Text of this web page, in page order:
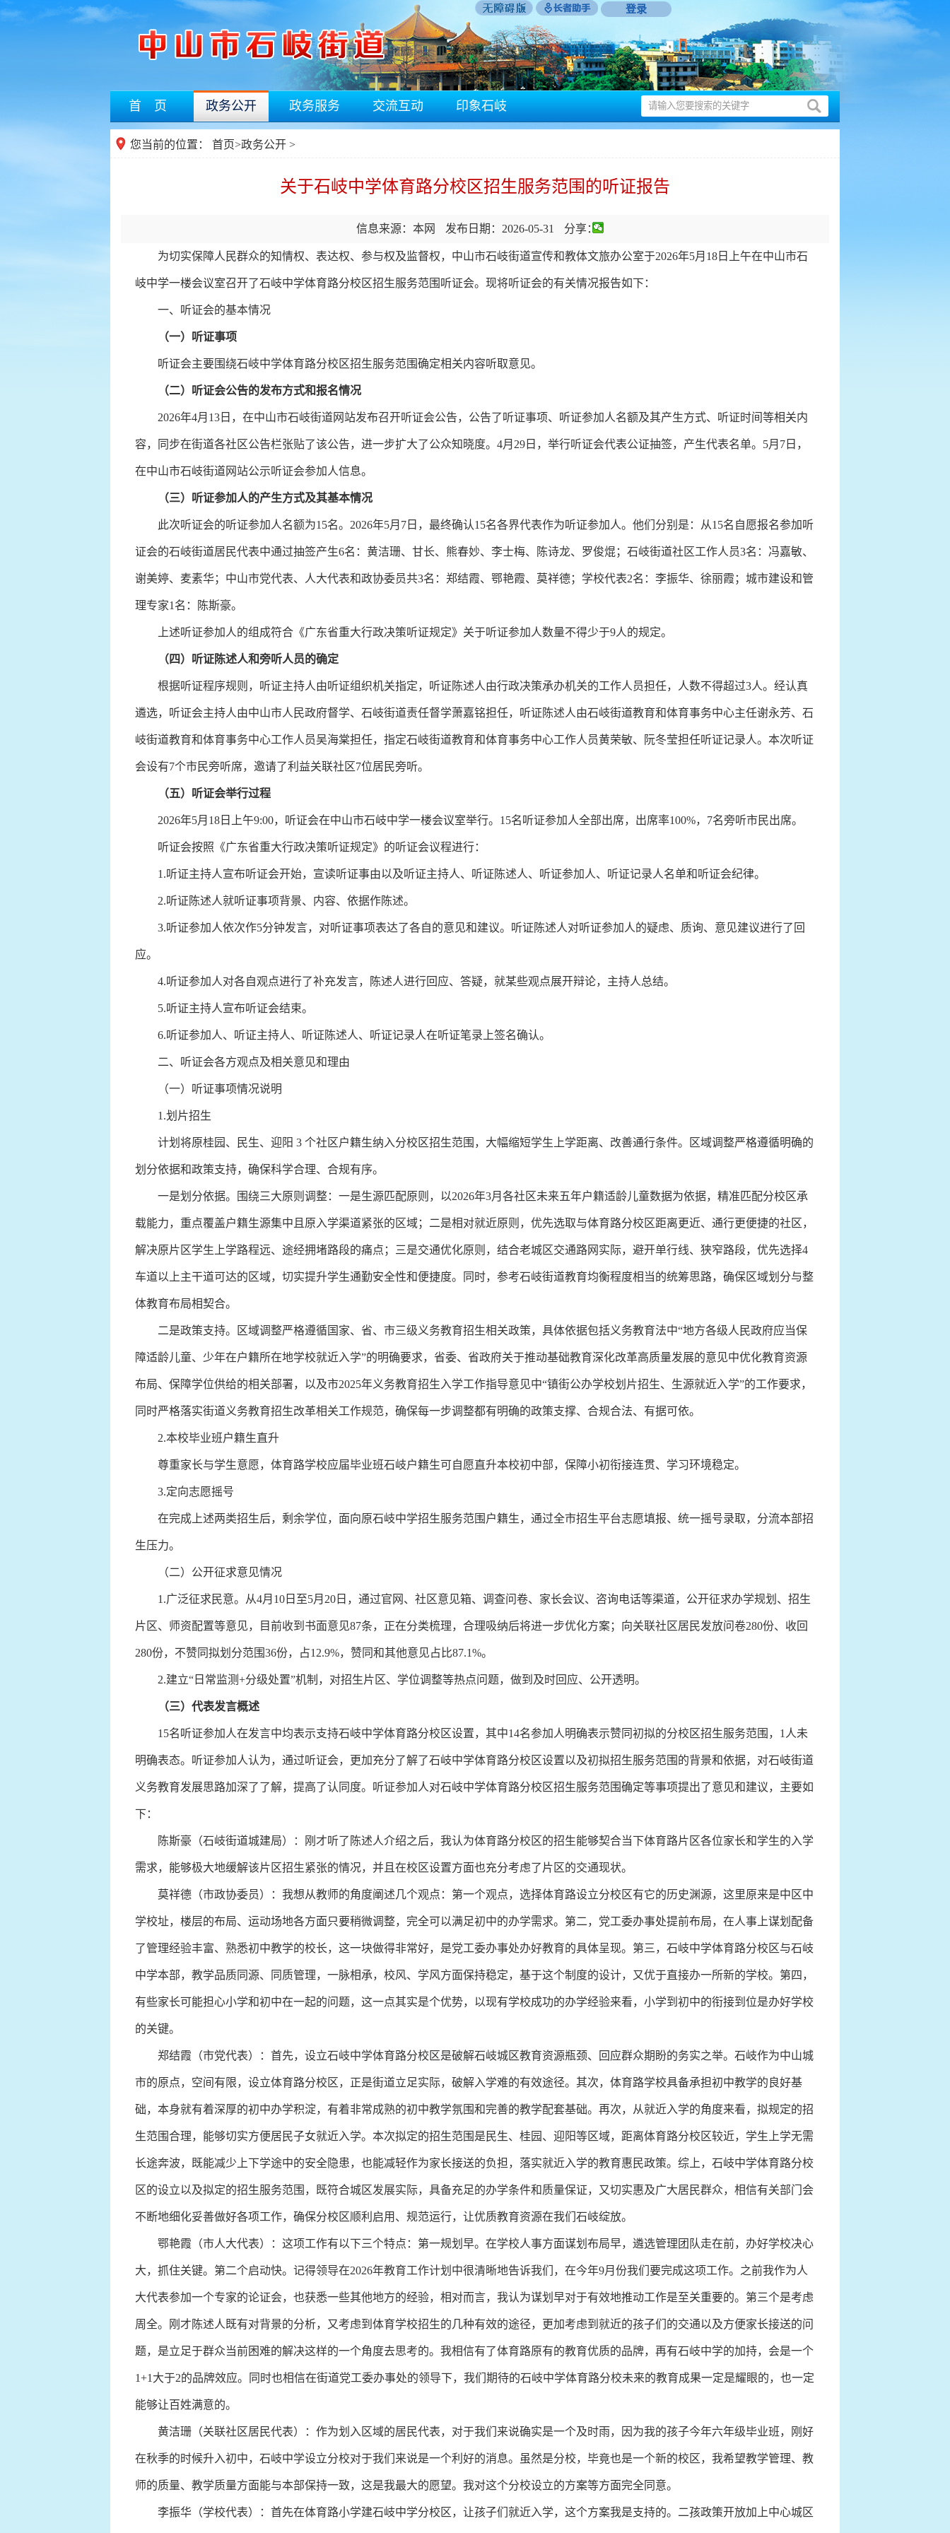
登录
首 页 政务公开 政务服务 交流互动 印象石岐
您当前的位置： 首页>政务公开 >
关于石岐中学体育路分校区招生服务范围的听证报告
信息来源：本网 发布日期：2026-05-31 分享：
为切实保障人民群众的知情权、表达权、参与权及监督权，中山市石岐街道宣传和教体文旅办公室于2026年5月18日上午在中山市石
岐中学一楼会议室召开了石岐中学体育路分校区招生服务范围听证会。现将听证会的有关情况报告如下：
一、听证会的基本情况
（一）听证事项
听证会主要围绕石岐中学体育路分校区招生服务范围确定相关内容听取意见。
（二）听证会公告的发布方式和报名情况
2026年4月13日，在中山市石岐街道网站发布召开听证会公告，公告了听证事项、听证参加人名额及其产生方式、听证时间等相关内
容，同步在街道各社区公告栏张贴了该公告，进一步扩大了公众知晓度。4月29日，举行听证会代表公证抽签，产生代表名单。5月7日，
在中山市石岐街道网站公示听证会参加人信息。
（三）听证参加人的产生方式及其基本情况
此次听证会的听证参加人名额为15名。2026年5月7日，最终确认15名各界代表作为听证参加人。他们分别是：从15名自愿报名参加听
证会的石岐街道居民代表中通过抽签产生6名：黄洁珊、甘长、熊春妙、李士梅、陈诗龙、罗俊焜；石岐街道社区工作人员3名：冯嘉敏、
谢美婷、麦素华；中山市党代表、人大代表和政协委员共3名：郑结霞、鄂艳霞、莫祥德；学校代表2名：李振华、徐丽霞；城市建设和管
理专家1名：陈斯豪。
上述听证参加人的组成符合《广东省重大行政决策听证规定》关于听证参加人数量不得少于9人的规定。
（四）听证陈述人和旁听人员的确定
根据听证程序规则，听证主持人由听证组织机关指定，听证陈述人由行政决策承办机关的工作人员担任，人数不得超过3人。经认真
遴选，听证会主持人由中山市人民政府督学、石岐街道责任督学萧嘉铭担任，听证陈述人由石岐街道教育和体育事务中心主任谢永芳、石
岐街道教育和体育事务中心工作人员吴海棠担任，指定石岐街道教育和体育事务中心工作人员黄荣敏、阮冬莹担任听证记录人。本次听证
会设有7个市民旁听席，邀请了利益关联社区7位居民旁听。
（五）听证会举行过程
2026年5月18日上午9:00，听证会在中山市石岐中学一楼会议室举行。15名听证参加人全部出席，出席率100%，7名旁听市民出席。
听证会按照《广东省重大行政决策听证规定》的听证会议程进行：
1.听证主持人宣布听证会开始，宣读听证事由以及听证主持人、听证陈述人、听证参加人、听证记录人名单和听证会纪律。
2.听证陈述人就听证事项背景、内容、依据作陈述。
3.听证参加人依次作5分钟发言，对听证事项表达了各自的意见和建议。听证陈述人对听证参加人的疑虑、质询、意见建议进行了回
应。
4.听证参加人对各自观点进行了补充发言，陈述人进行回应、答疑，就某些观点展开辩论，主持人总结。
5.听证主持人宣布听证会结束。
6.听证参加人、听证主持人、听证陈述人、听证记录人在听证笔录上签名确认。
二、听证会各方观点及相关意见和理由
（一）听证事项情况说明
1.划片招生
计划将原桂园、民生、迎阳 3 个社区户籍生纳入分校区招生范围，大幅缩短学生上学距离、改善通行条件。区域调整严格遵循明确的
划分依据和政策支持，确保科学合理、合规有序。
一是划分依据。围绕三大原则调整：一是生源匹配原则，以2026年3月各社区未来五年户籍适龄儿童数据为依据，精准匹配分校区承
载能力，重点覆盖户籍生源集中且原入学渠道紧张的区域；二是相对就近原则，优先选取与体育路分校区距离更近、通行更便捷的社区，
解决原片区学生上学路程远、途经拥堵路段的痛点；三是交通优化原则，结合老城区交通路网实际，避开单行线、狭窄路段，优先选择4
车道以上主干道可达的区域，切实提升学生通勤安全性和便捷度。同时，参考石岐街道教育均衡程度相当的统筹思路，确保区域划分与整
体教育布局相契合。
二是政策支持。区域调整严格遵循国家、省、市三级义务教育招生相关政策，具体依据包括义务教育法中“地方各级人民政府应当保
障适龄儿童、少年在户籍所在地学校就近入学”的明确要求，省委、省政府关于推动基础教育深化改革高质量发展的意见中优化教育资源
布局、保障学位供给的相关部署，以及市2025年义务教育招生入学工作指导意见中“镇街公办学校划片招生、生源就近入学”的工作要求，
同时严格落实街道义务教育招生改革相关工作规范，确保每一步调整都有明确的政策支撑、合规合法、有据可依。
2.本校毕业班户籍生直升
尊重家长与学生意愿，体育路学校应届毕业班石岐户籍生可自愿直升本校初中部，保障小初衔接连贯、学习环境稳定。
3.定向志愿摇号
在完成上述两类招生后，剩余学位，面向原石岐中学招生服务范围户籍生，通过全市招生平台志愿填报、统一摇号录取，分流本部招
生压力。
（二）公开征求意见情况
1.广泛征求民意。从4月10日至5月20日，通过官网、社区意见箱、调查问卷、家长会议、咨询电话等渠道，公开征求办学规划、招生
片区、师资配置等意见，目前收到书面意见87条，正在分类梳理，合理吸纳后将进一步优化方案；向关联社区居民发放问卷280份、收回
280份，不赞同拟划分范围36份，占12.9%，赞同和其他意见占比87.1%。
2.建立“日常监测+分级处置”机制，对招生片区、学位调整等热点问题，做到及时回应、公开透明。
（三） 代表发言概述
15名听证参加人在发言中均表示支持石岐中学体育路分校区设置，其中14名参加人明确表示赞同初拟的分校区招生服务范围，1人未
明确表态。听证参加人认为，通过听证会，更加充分了解了石岐中学体育路分校区设置以及初拟招生服务范围的背景和依据，对石岐街道
义务教育发展思路加深了了解，提高了认同度。听证参加人对石岐中学体育路分校区招生服务范围确定等事项提出了意见和建议，主要如
下：
陈斯豪（石岐街道城建局）：刚才听了陈述人介绍之后，我认为体育路分校区的招生能够契合当下体育路片区各位家长和学生的入学
需求，能够极大地缓解该片区招生紧张的情况，并且在校区设置方面也充分考虑了片区的交通现状。
莫祥德（市政协委员）：我想从教师的角度阐述几个观点：第一个观点，选择体育路设立分校区有它的历史渊源，这里原来是中区中
学校址，楼层的布局、运动场地各方面只要稍微调整，完全可以满足初中的办学需求。第二，党工委办事处提前布局，在人事上谋划配备
了管理经验丰富、熟悉初中教学的校长，这一块做得非常好，是党工委办事处办好教育的具体呈现。第三，石岐中学体育路分校区与石岐
中学本部，教学品质同源、同质管理，一脉相承，校风、学风方面保持稳定，基于这个制度的设计，又优于直接办一所新的学校。第四，
有些家长可能担心小学和初中在一起的问题，这一点其实是个优势，以现有学校成功的办学经验来看，小学到初中的衔接到位是办好学校
的关键。
郑结霞（市党代表）：首先，设立石岐中学体育路分校区是破解石岐城区教育资源瓶颈、回应群众期盼的务实之举。石岐作为中山城
市的原点，空间有限，设立体育路分校区，正是街道立足实际，破解入学难的有效途径。其次，体育路学校具备承担初中教学的良好基
础，本身就有着深厚的初中办学积淀，有着非常成熟的初中教学氛围和完善的教学配套基础。再次，从就近入学的角度来看，拟规定的招
生范围合理，能够切实方便居民子女就近入学。本次拟定的招生范围是民生、桂园、迎阳等区域，距离体育路分校区较近，学生上学无需
长途奔波，既能减少上下学途中的安全隐患，也能减轻作为家长接送的负担，落实就近入学的教育惠民政策。综上，石岐中学体育路分校
区的设立以及拟定的招生服务范围，既符合城区发展实际，具备充足的办学条件和质量保证，又切实惠及广大居民群众，相信有关部门会
不断地细化妥善做好各项工作，确保分校区顺利启用、规范运行，让优质教育资源在我们石岐绽放。
鄂艳霞（市人大代表）：这项工作有以下三个特点：第一规划早。在学校人事方面谋划布局早，遴选管理团队走在前，办好学校决心
大，抓住关键。第二个启动快。记得领导在2026年教育工作计划中很清晰地告诉我们，在今年9月份我们要完成这项工作。之前我作为人
大代表参加一个专家的论证会，也获悉一些其他地方的经验，相对而言，我认为谋划早对于有效地推动工作是至关重要的。第三个是考虑
周全。刚才陈述人既有对背景的分析，又考虑到体育学校招生的几种有效的途径，更加考虑到就近的孩子们的交通以及方便家长接送的问
题，是立足于群众当前困难的解决这样的一个角度去思考的。我相信有了体育路原有的教育优质的品牌，再有石岐中学的加持，会是一个
1+1大于2的品牌效应。同时也相信在街道党工委办事处的领导下，我们期待的石岐中学体育路分校未来的教育成果一定是耀眼的，也一定
能够让百姓满意的。
黄洁珊（关联社区居民代表）：作为划入区域的居民代表，对于我们来说确实是一个及时雨，因为我的孩子今年六年级毕业班，刚好
在秋季的时候升入初中，石岐中学设立分校对于我们来说是一个利好的消息。虽然是分校，毕竟也是一个新的校区，我希望教学管理、教
师的质量、教学质量方面能与本部保持一致，这是我最大的愿望。我对这个分校设立的方案等方面完全同意。
李振华（学校代表）：首先在体育路小学建石岐中学分校区，让孩子们就近入学，这个方案我是支持的。二孩政策开放加上中心城区